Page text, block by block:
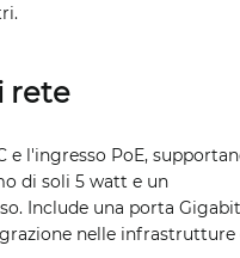
rete
l'ingresso PoE,
di soli 5 watt e un
Include una porta Gigabit
nelle infrastrutture